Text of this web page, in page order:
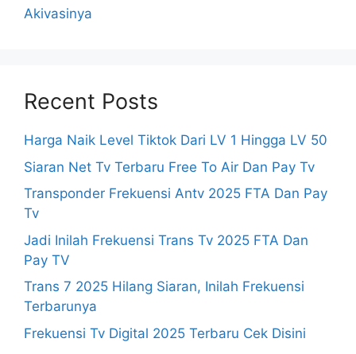
Akivasinya
Recent Posts
Harga Naik Level Tiktok Dari LV 1 Hingga LV 50
Siaran Net Tv Terbaru Free To Air Dan Pay Tv
Transponder Frekuensi Antv 2025 FTA Dan Pay
Tv
Jadi Inilah Frekuensi Trans Tv 2025 FTA Dan
Pay TV
Trans 7 2025 Hilang Siaran, Inilah Frekuensi
Terbarunya
Frekuensi Tv Digital 2025 Terbaru Cek Disini